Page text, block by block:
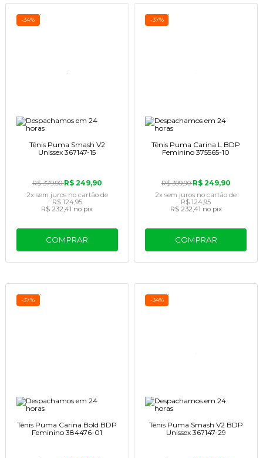
-34%
Tênis Puma Smash V2
Unissex 367147-15
R$ 379,90R$ 249,90
2x sem juros no cartãode
R$ 124,95
R$ 232,41 no pix
COMPRAR
-37%
Tênis Puma Carina L BDP
Feminino 375565-10
R$ 399,90R$ 249,90
2x sem juros no cartão de
R$ 124,95
R$ 232,41 no pix
COMPRAR
-37%
Tênis Puma Carina Bold BDP
Feminino 384476-01
-34%
Tênis Puma Smash V2 BDP
Unissex 367147-29